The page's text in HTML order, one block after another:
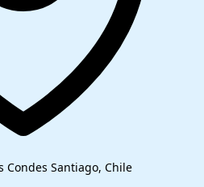
Condes Santiago, Chile